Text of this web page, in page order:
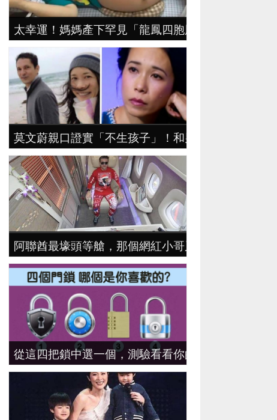
太幸運！媽媽產下罕見「龍鳳四胞胎」，70萬分之
莫文蔚親口證實「不生孩子」！和男友認識30年「
阿聯酋最壕頭等艙，那個網紅小哥又去乘坐了一番
從這四把鎖中選一個，測驗看看你的潛在性格！